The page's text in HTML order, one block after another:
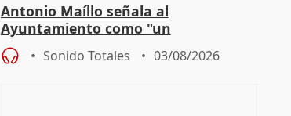
Antonio Maíllo señala al
Ayuntamiento como "un
especulador más" sobre viviendas de
Jiménez Becerril
Sonido Totales 03/08/2026